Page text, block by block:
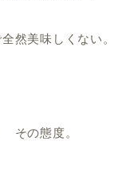
然美味しくない。
その態度。